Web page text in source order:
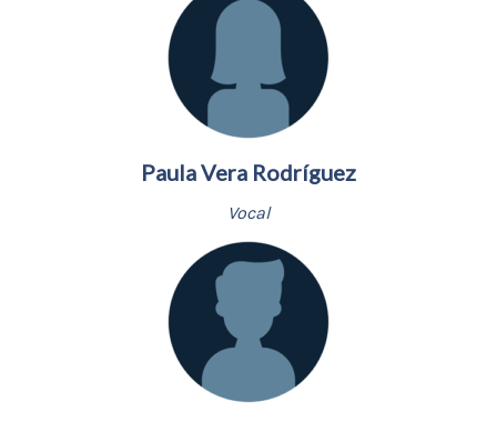
Paula Vera Rodríguez
Vocal